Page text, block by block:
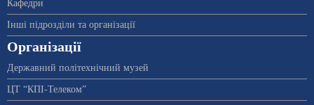
Кафедри
Інші підрозділи та організації
Організації
Державний політехнічний музей
ЦТ “КПІ-Телеком”